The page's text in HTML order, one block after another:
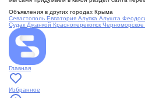
Объявления в других городах Крыма
Севастополь Евпатория Алупка Алушта
Судак Джанкой Красноперекопск Черноморское
Главная
Избранное